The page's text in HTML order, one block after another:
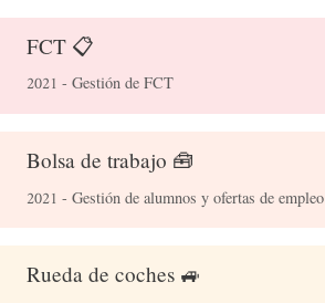
FCT 📋
2021 - Gestión de FCT
Bolsa de trabajo 🧰
2021 - Gestión de alumnos y ofertas de empleo
Rueda de coches 🚙